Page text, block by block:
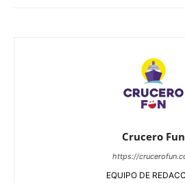
Crucero Fun
https://
EQUIPO DE